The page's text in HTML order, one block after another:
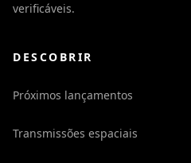
verificáveis.
DESCOBRIR
Próximos lançamentos
Transmissões espaciais